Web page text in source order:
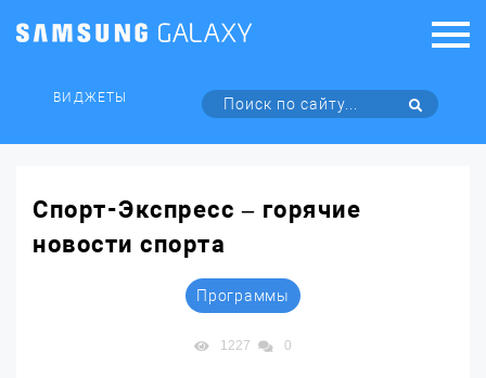
ВИДЖЕТЫ
Спорт-Экспресс – горячие
новости спорта
Программы
1227 0